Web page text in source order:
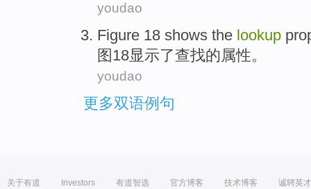
youdao
Figure 18 shows the lookup
图18显示了查找的属性。
youdao
更多双语例句
关于有道 Investors 有道智选 官方博客 技术博客 诚聘英才